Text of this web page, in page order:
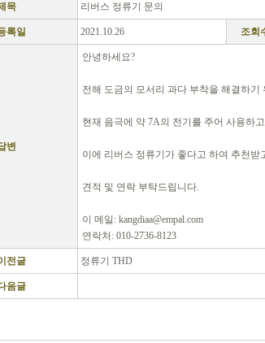
목 리버스 정류기 문의
록일 2021.10.26 조회
변
안녕하세요?
전해 도금의 모서리 과다 부착을 해결하
현재 음극에 약 7A의 전기를 주어 사용하
이에 리버스 정류기가 좋다고 하여 추천받
견적 및 연락 부탁드립니다.
이 메일: kangdiaa@empal.com
연락처: 010-2736-8123
전글 정류기 THD
음글